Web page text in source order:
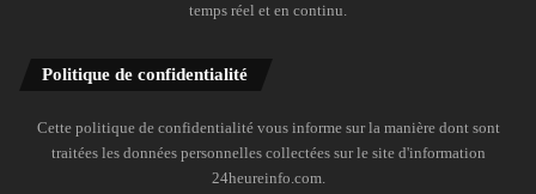
temps réel et en continu.
Politique de confidentialité
Cette politique de confidentialité vous informe sur la manière dont sont
traitées les données personnelles collectées sur le site d'information
24heureinfo.com.